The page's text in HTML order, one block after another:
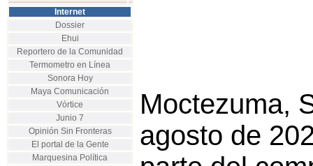
Internet
Dossier
Ehui
Reportero de la Comunidad
Termometro en Línea
Sonora Hoy
Maya Comunicación
Vórtice
Junio 7
Opinión Sin Fronteras
El portal de la Gente
Marquesina Política
Moctezuma,
agosto de